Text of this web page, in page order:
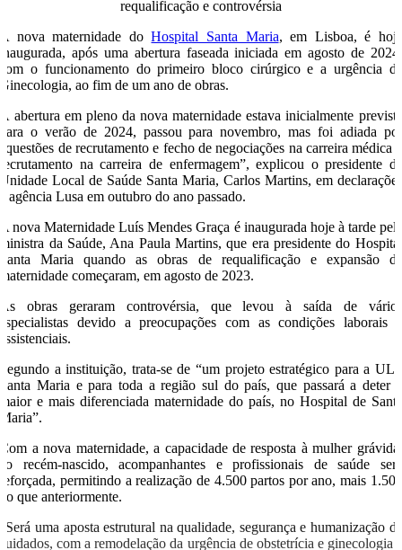
A nova maternidade doHospital Santa Maria, em Lisboa, é hoje
inaugurada, após uma abertura faseada iniciada em agosto de 2024,
com o funcionamento do primeiro bloco cirúrgico e a urgência de
Ginecologia, ao fim de um ano de obras.
A abertura em pleno da nova maternidade estava inicialmente prevista
para o verão de 2024, passou para novembro, mas foi adiada por
“questões de recrutamento e fecho de negociações na carreira médica e
recrutamento na carreira de enfermagem”, explicou o presidente da
Unidade Local de Saúde Santa Maria, Carlos Martins, em declarações
à agência Lusa em outubro do ano passado.
A nova Maternidade Luís Mendes Graça é inaugurada hoje à tarde pela
ministra da Saúde, Ana Paula Martins, que era presidente do Hospital
Santa Maria quando as obras de requalificação e expansão da
maternidade começaram, em agosto de 2023.
As obras geraram controvérsia, que levou à saída de vários
especialistas devido a preocupações com as condições laborais e
assistenciais.
Segundo a instituição, trata-se de “um projeto estratégico para a ULS
Santa Maria e para toda a região sul do país, que passará a deter a
maior e mais diferenciada maternidade do país, no Hospital de Santa
Maria”.
Com a nova maternidade, a capacidade de resposta à mulher grávida,
ao recém-nascido, acompanhantes e profissionais de saúde será
reforçada, permitindo a realização de 4.500 partos por ano, mais 1.500
do que anteriormente.
“Será uma aposta estrutural na qualidade, segurança e humanização de
cuidados, com a remodelação da urgência de obstetrícia e ginecologia e